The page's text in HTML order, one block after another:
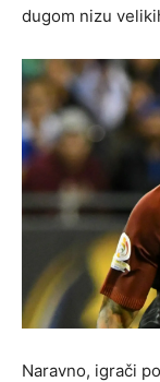
dugom nizu
Naravno, igrači